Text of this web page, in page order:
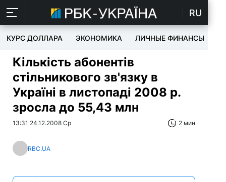
RU
КУРС ДОЛЛАРА ЭКОНОМИКА ЛИЧНЫЕ ФИНАНСЫ
Кількість абонентів
стільникового зв'язку в
Україні в листопаді 2008 р.
зросла до 55,43 млн
13:31 24.12.2008 Ср 2 мин
RBC.UA